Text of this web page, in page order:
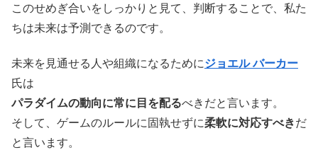
このせめぎ合いをしっかりと見て、判断することで、私た
ちは未来は予測できるのです。
未来を見通せる人や組織になるためにジョエル バーカー
氏は
パラダイムの動向に常に目を配るべきだと言います。
そして、ゲームのルールに固執せずに柔軟に対応すべきだ
と言います。